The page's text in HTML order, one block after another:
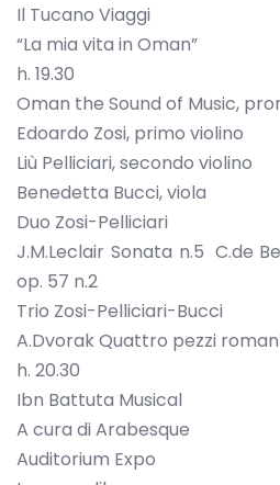
Il Tucano Viaggi
“La mia vita in Oman”
h. 19.30
Oman the Sound of Music,
Edoardo Zosi, primo violino
Liù Pelliciari, secondo violino
Benedetta Bucci, viola
Duo Zosi-Pelliciari
J.M.Leclair Sonata n.5 C.de
op. 57 n.2
Trio Zosi-Pelliciari-Bucci
A.Dvorak Quattro pezzi
h. 20.30
Ibn Battuta Musical
A cura di Arabesque
Auditorium Expo